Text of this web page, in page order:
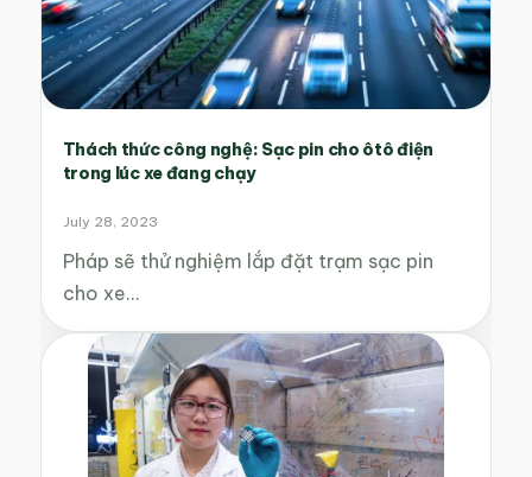
Thách thức công nghệ: Sạc pin cho ôtô điện
trong lúc xe đang chạy
July 28, 2023
Pháp sẽ thử nghiệm lắp đặt trạm sạc pin
cho xe…